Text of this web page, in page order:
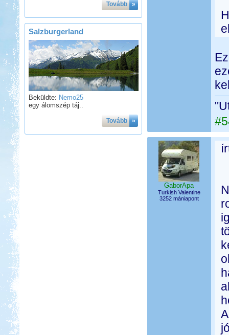
Tovább »
Salzburgerland
Beküldte: Nemo25
egy álomszép táj..
Tovább »
GaborApa
Turkish Valentine
3252 mániapont